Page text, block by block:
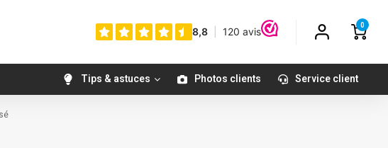
0
Tips & astuces Photos clients Service client